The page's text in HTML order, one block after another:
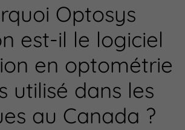
Optosys
est-il le logiciel
en optométrie
utilisé dans les
au Canada ?